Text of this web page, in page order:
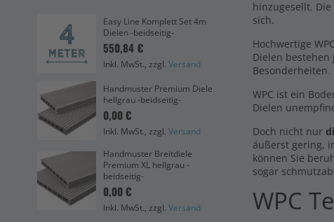
hinzugesellt.
sich.
Hochwertige
Dielen bestehen
Besonderheiten.
WPC ist ein
Dielen
Doch nicht nur
äußerst gering,
können Sie
sogar
WPC
Easy Line Komplett Set 4m
Dielen -beidseitig-
550,84 €
Inkl. MwSt., zzgl. Versand
Handmuster Premium Diele
hellgrau -beidseitig-
0,00 €
Inkl. MwSt., zzgl. Versand
Handmuster Breitdiele
Premium XL hellgrau -
beidseitig-
0,00 €
Inkl. MwSt., zzgl. Versand
649,64 €
Inkl.
3,99 €
Inkl.
Clips
Inkl.